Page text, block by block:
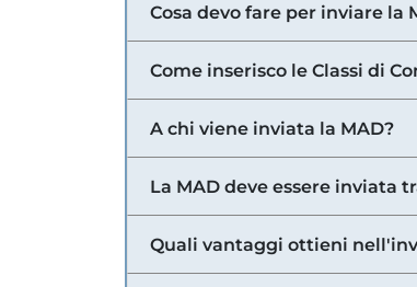
Cosa devo fare per inviare la
Come inserisco le Classi di
A chi viene inviata la MAD?
La MAD deve essere inviata
Quali vantaggi ottieni